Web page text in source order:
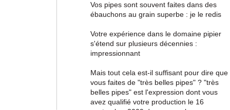
Vos pipes sont souvent faites dans des
ébauchons au grain superbe : je le redis
Votre expérience dans le domaine pipier
s'étend sur plusieurs décennies :
impressionnant
Mais tout cela est-il suffisant pour dire que
vous faites de "très belles pipes" ? "très
belles pipes" est l'expression dont vous
avez qualifié votre production le 16